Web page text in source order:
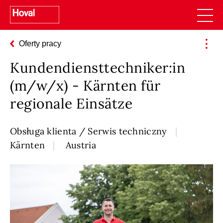
Oferty pracy
Kundendiensttechniker:in
(m/w/x) - Kärnten für
regionale Einsätze
Obsługa klienta / Serwis techniczny
Kärnten
Austria